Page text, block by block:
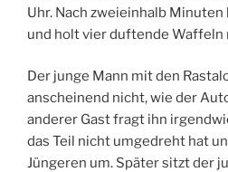
Uhr. Nach zweieinhalb
und holt vier duftende Waffeln
Der junge Mann mit den
anscheinend nicht, wie der
anderer Gast fragt ihn
das Teil nicht umgedreht hat
Jüngeren um. Später sitzt der